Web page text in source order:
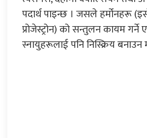
पदार्थ पाइन्छ । जसले हर्मोनहरू
प्रोजेस्ट्रोन) को सन्तुलन कायम गर्ने
स्नायुहरूलाई पनि निस्क्रिय बनाउन